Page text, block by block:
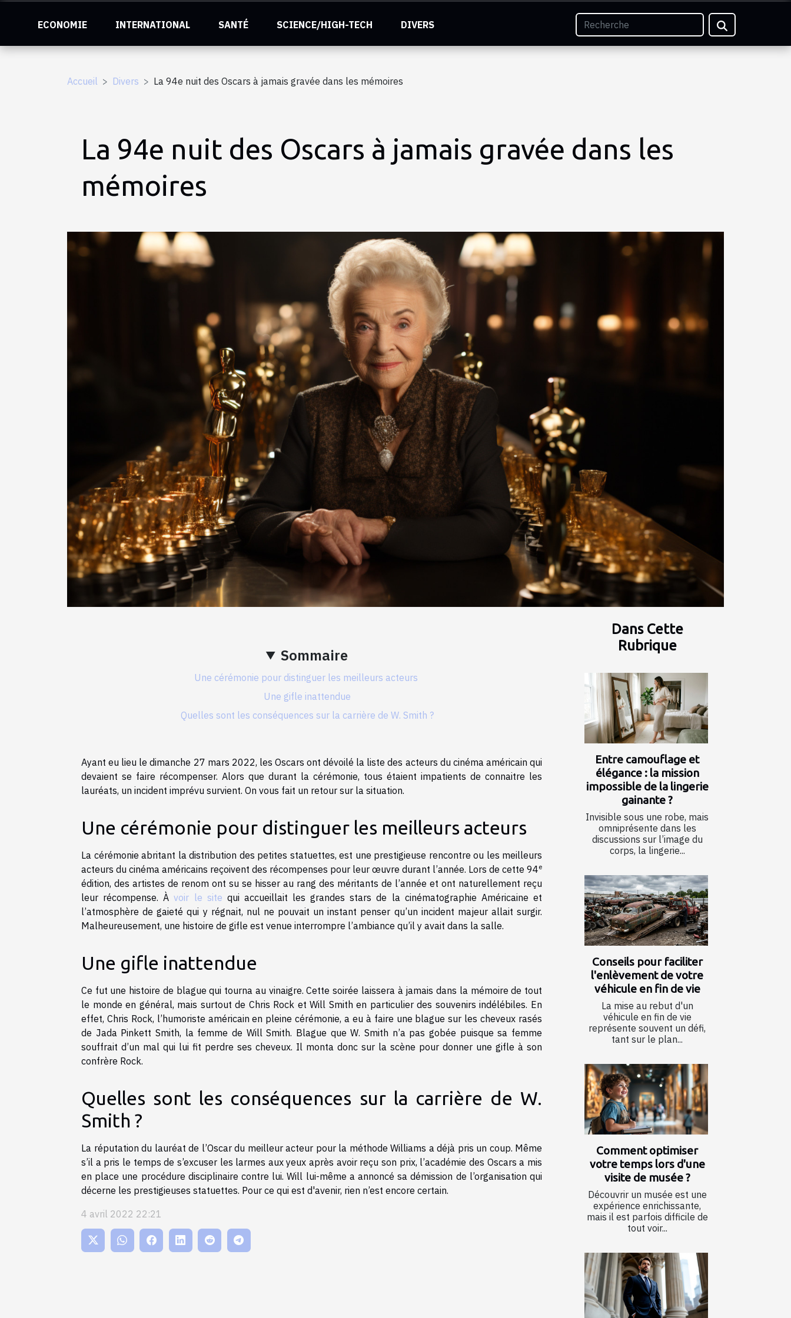
ECONOMIE INTERNATIONAL SANTÉ SCIENCE/HIGH-TECH DIVERS
Accueil Divers La 94e nuit des Oscars à jamais gravée dans les mémoires
La 94e nuit des Oscars à jamais gravée dans les
mémoires
Sommaire
Une cérémonie pour distinguer les meilleurs acteurs
Une gifle inattendue
Quelles sont les conséquences sur la carrière de W. Smith ?
Ayant eu lieu le dimanche 27 mars 2022, les Oscars ont dévoilé la liste des acteurs du cinéma américain qui
devaient se faire récompenser. Alors que durant la cérémonie, tous étaient impatients de connaitre les
lauréats, un incident imprévu survient. On vous fait un retour sur la situation.
Une cérémonie pour distinguer les meilleurs acteurs
La cérémonie abritant la distribution des petites statuettes, est une prestigieuse rencontre ou les meilleurs
acteurs du cinéma américains reçoivent des récompenses pour leur œuvre durant l’année. Lors de cette 94e
édition, des artistes de renom ont su se hisser au rang des méritants de l’année et ont naturellement reçu
leur récompense. Àvoir le site qui accueillait les grandes stars de la cinématographie Américaine et
l’atmosphère de gaieté qui y régnait, nul ne pouvait un instant penser qu’un incident majeur allait surgir.
Malheureusement, une histoire de gifle est venue interrompre l’ambiance qu’il y avait dans la salle.
Une gifle inattendue
Ce fut une histoire de blague qui tourna au vinaigre. Cette soirée laissera à jamais dans la mémoire de tout
le monde en général, mais surtout de Chris Rock et Will Smith en particulier des souvenirs indélébiles. En
effet, Chris Rock, l’humoriste américain en pleine cérémonie, a eu à faire une blague sur les cheveux rasés
de Jada Pinkett Smith, la femme de Will Smith. Blague que W. Smith n’a pas gobée puisque sa femme
souffrait d’un mal qui lui fit perdre ses cheveux. Il monta donc sur la scène pour donner une gifle à son
confrère Rock.
Quelles sont les conséquences sur la carrière de W.
Smith ?
La réputation du lauréat de l’Oscar du meilleur acteur pour la méthode Williams a déjà pris un coup. Même
s’il a pris le temps de s’excuser les larmes aux yeux après avoir reçu son prix, l’académie des Oscars a mis
en place une procédure disciplinaire contre lui. Will lui-même a annoncé sa démission de l’organisation qui
décerne les prestigieuses statuettes. Pour ce qui est d'avenir, rien n’est encore certain.
4 avril 2022 22:21
Dans Cette
Rubrique
Entre camouflage et
élégance : la mission
impossible de la lingerie
gainante ?
Invisible sous une robe, mais
omniprésente dans les
discussions sur l’image du
corps, la lingerie...
Conseils pour faciliter
l'enlèvement de votre
véhicule en fin de vie
La mise au rebut d'un
véhicule en fin de vie
représente souvent un défi,
tant sur le plan...
Comment optimiser
votre temps lors d'une
visite de musée ?
Découvrir un musée est une
expérience enrichissante,
mais il est parfois difficile de
tout voir...